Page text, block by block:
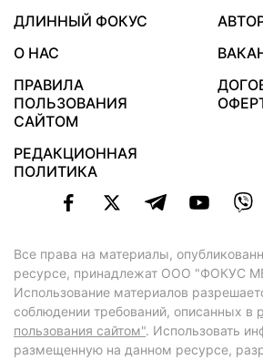
ДЛИННЫЙ ФОКУС
О НАС
ПРАВИЛА
ПОЛЬЗОВАНИЯ
САЙТОМ
РЕДАКЦИОННАЯ
ПОЛИТИКА
Все права на материалы,
ресурсе, принадлежат ООО "ФОКУС
Использование материалов
соблюдении требований, описанных в
пользования сайтом". Использовать
размещенную на данном ресурсе,